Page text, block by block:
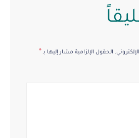
الحقول الإلزامية مشار إليها بـ *